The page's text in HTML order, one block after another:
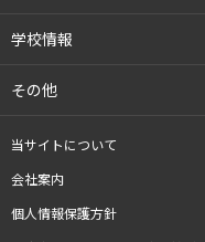
学校情報
その他
当サイトについて
会社案内
個人情報保護方針